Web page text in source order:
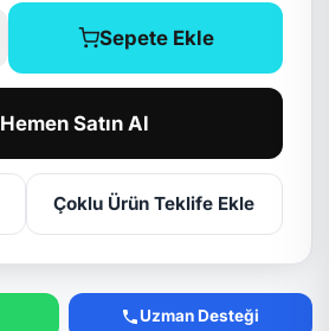
Sepete Ekle
Hemen Satın Al
Çoklu Ürün Teklife Ekle
Uzman Desteği